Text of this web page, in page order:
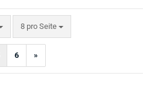
8 pro Seite
pro Seite
6 »